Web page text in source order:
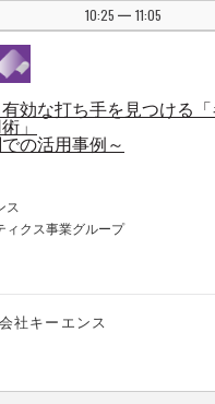
10:25 | 11:05
効な打ち手を見つける
」
の活用事例～
ス
ィクス事業グループ
社キーエンス